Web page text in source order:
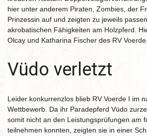
hier unter anderem Piraten, Zombies, der
Prinzessin auf und zeigten zu jeweils
akrobatischen Fähigkeiten am Holzpferd.
Olcay und Katharina Fischer des RV Voerde.
Vüdo verletzt
Leider konkurrenzlos blieb RV Voerde I im
Wettbewerb. Da ihr Paradepferd Vüdo
somit nicht an den Leistungsprüfungen am
teilnehmen konnten, zeigten sie in einer